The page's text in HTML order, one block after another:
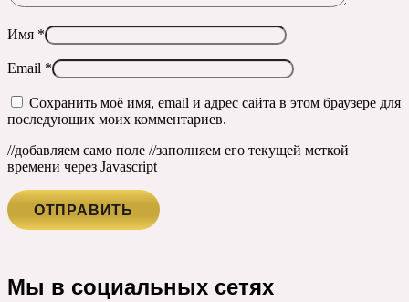
Имя *
Email *
Сохранить моё имя, email и адрес сайта в этом браузере для
последующих моих комментариев.
//добавляем само поле //заполняем его текущей меткой
времени через Javascript
Мы в социальных сетях